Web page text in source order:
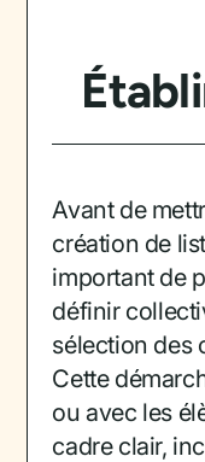
Avant de
création de
important de
définir
sélection des
Cette
ou avec les
cadre clair,